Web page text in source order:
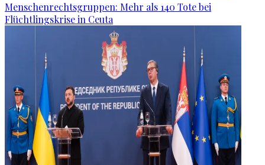
Menschenrechtsgruppen: Mehr als 140 Tote bei
Flüchtlingskrise in Ceuta